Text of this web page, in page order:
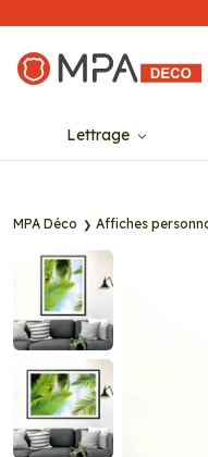
Lettrage
MPA Déco Affiches